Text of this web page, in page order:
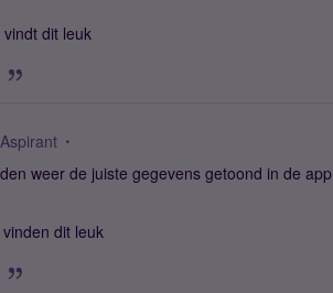
dit leuk
Aspirant
weer de juiste gegevens getoond in de app
dit leuk